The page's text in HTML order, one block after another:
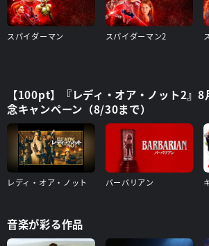
スパイダーマン スパイダーマン2
【100pt】『レディ・オア・ノット2』
念キャンペーン（8/30まで）
レディ・オア・ノット バーバリアン
音楽が彩る作品